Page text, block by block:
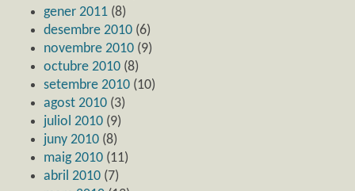
gener 2011 (8)
desembre 2010 (6)
novembre 2010 (9)
octubre 2010 (8)
setembre 2010 (10)
agost 2010 (3)
juliol 2010 (9)
juny 2010 (8)
maig 2010 (11)
abril 2010 (7)